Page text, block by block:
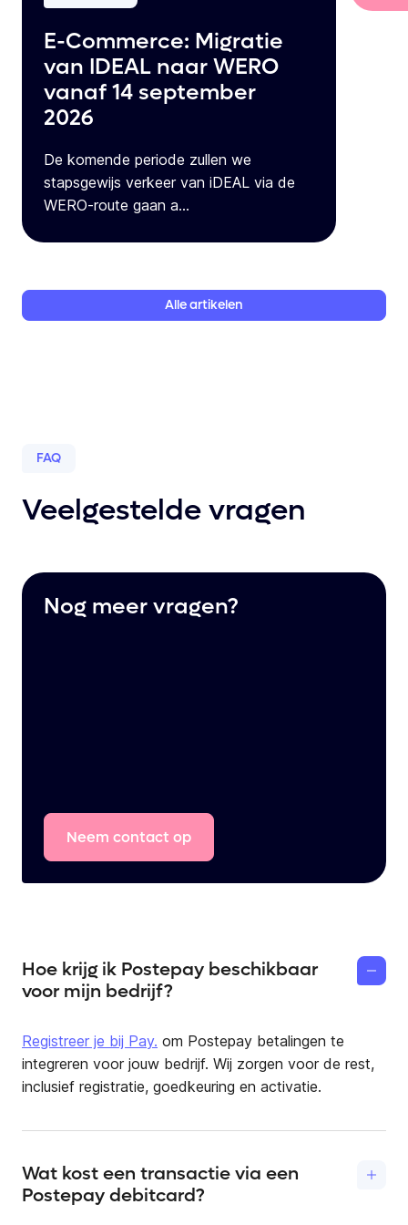
E-Commerce: Migratie
van IDEAL naar WERO
vanaf 14 september
2026
De komende periode zullen we
stapsgewijs verkeer van iDEAL via de
WERO-route gaan a...
Alleartikelen
FAQ
Veelgestelde vragen
Nog meer vragen?
Neem contact op
Hoe krijg ik Postepay beschikbaar
voor mijn bedrijf?
Registreer je bij Pay. om Postepay betalingen te
integreren voor jouw bedrijf. Wij zorgen voor de rest,
inclusief registratie, goedkeuring en activatie.
Wat kost een transactie via een
Postepay debitcard?